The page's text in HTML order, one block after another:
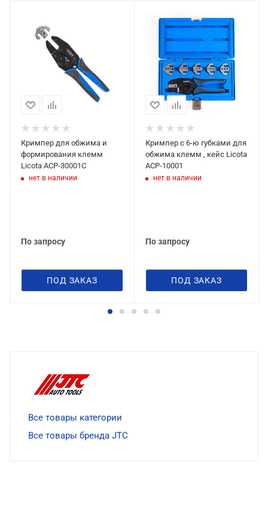
Кримпер для обжима и
формирования клемм
Licota ACP-30001C
нет в наличии
По запросу
ПОД ЗАКАЗ
Кримпер с 6-ю губками для
обжима клемм , кейс Licota
ACP-10001
нет в наличии
По запросу
ПОД ЗАКАЗ
Все товары категории
Все товары бренда JTC